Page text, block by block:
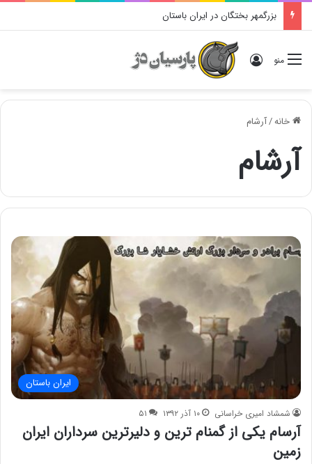
بزرگمهر بختگان در ایران باستان
منو ورود
خانه/آرشام
آرشام
ایران باستان
شمشاد امیری خراسانی ۱۰ آذر ۱۳۹۲ ۵۱
آرسام یکی از گمنام ترین و دلیرترین سرداران ایران
زمین